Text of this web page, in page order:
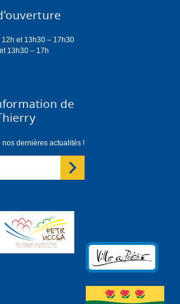
et 13h30 – 17h30
13h30 – 17h
de
dernières actualités !